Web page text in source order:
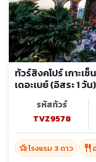
ทัวร์สิงคโปร์ เกาะเ
เดอะเบย์ (อิสระ 1 วัน)
รหัสทัวร์
TVZ9578
hotel_classโรงแรม 3 ดาว restaurant